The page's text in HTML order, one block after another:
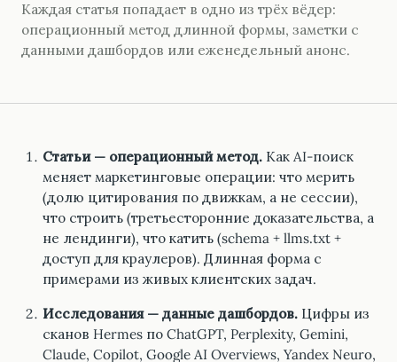
Каждая статья попадает в одно из трёх вёдер:
операционный метод длинной формы, заметки с
данными дашбордов или еженедельный анонс.
Статьи — операционный метод. Как AI-поиск
меняет маркетинговые операции: что мерить
(долю цитирования по движкам, а не сессии),
что строить (третьесторонние доказательства, а
не лендинги), что катить (schema + llms.txt +
доступ для краулеров). Длинная форма с
примерами из живых клиентских задач.
Исследования — данные дашбордов. Цифры из
сканов Hermes по ChatGPT, Perplexity, Gemini,
Claude, Copilot, Google AI Overviews, Yandex Neuro,